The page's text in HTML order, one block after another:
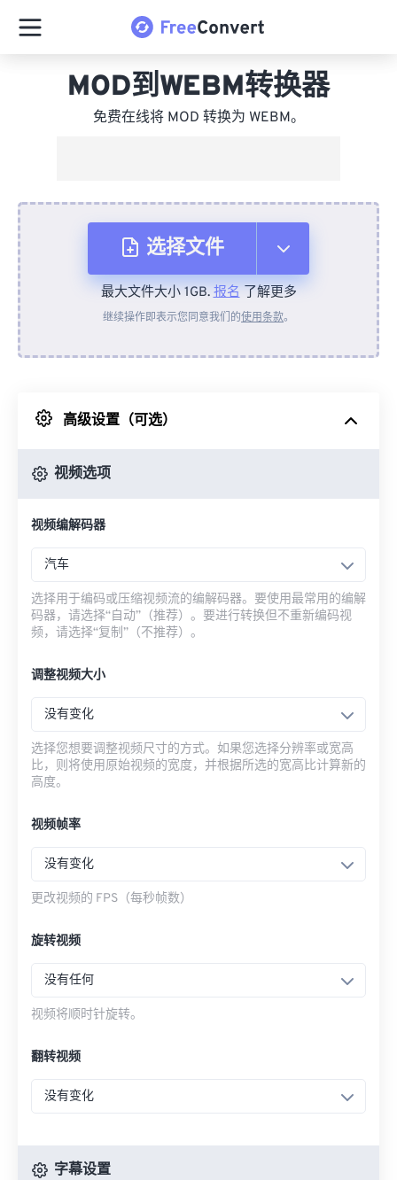
MOD到WEBM转换器
免费在线将 MOD 转换为 WEBM。
选择文件
从设备
来自 Google Drive
最大文件大小 1GB.报名了解更多
继续操作即表示您同意我们的使用条款。
高级设置（可选）
视频选项
视频编解码器
汽车
选择用于编码或压缩视频流的编解码器。要使用最常用的编解
码器，请选择“自动”（推荐）。要进行转换但不重新编码视
频，请选择“复制”（不推荐）。
调整视频大小
没有变化
选择您想要调整视频尺寸的方式。如果您选择分辨率或宽高
比，则将使用原始视频的宽度，并根据所选的宽高比计算新的
高度。
视频帧率
没有变化
更改视频的 FPS（每秒帧数）
旋转视频
没有任何
视频将顺时针旋转。
翻转视频
没有变化
字幕设置